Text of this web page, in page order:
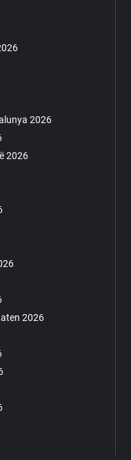
2026
2026
2026